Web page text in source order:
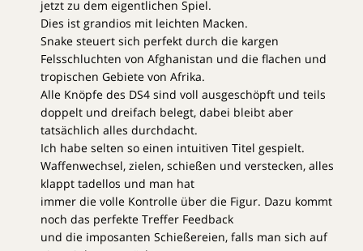
jetzt zu dem eigentlichen Spiel.
Dies ist grandios mit leichten Macken.
Snake steuert sich perfekt durch die kargen
Felsschluchten von Afghanistan und die flachen und
tropischen Gebiete von Afrika.
Alle Knöpfe des DS4 sind voll ausgeschöpft und teils
doppelt und dreifach belegt, dabei bleibt aber
tatsächlich alles durchdacht.
Ich habe selten so einen intuitiven Titel gespielt.
Waffenwechsel, zielen, schießen und verstecken, alles
klappt tadellos und man hat
immer die volle Kontrolle über die Figur. Dazu kommt
noch das perfekte Treffer Feedback
und die imposanten Schießereien, falls man sich auf